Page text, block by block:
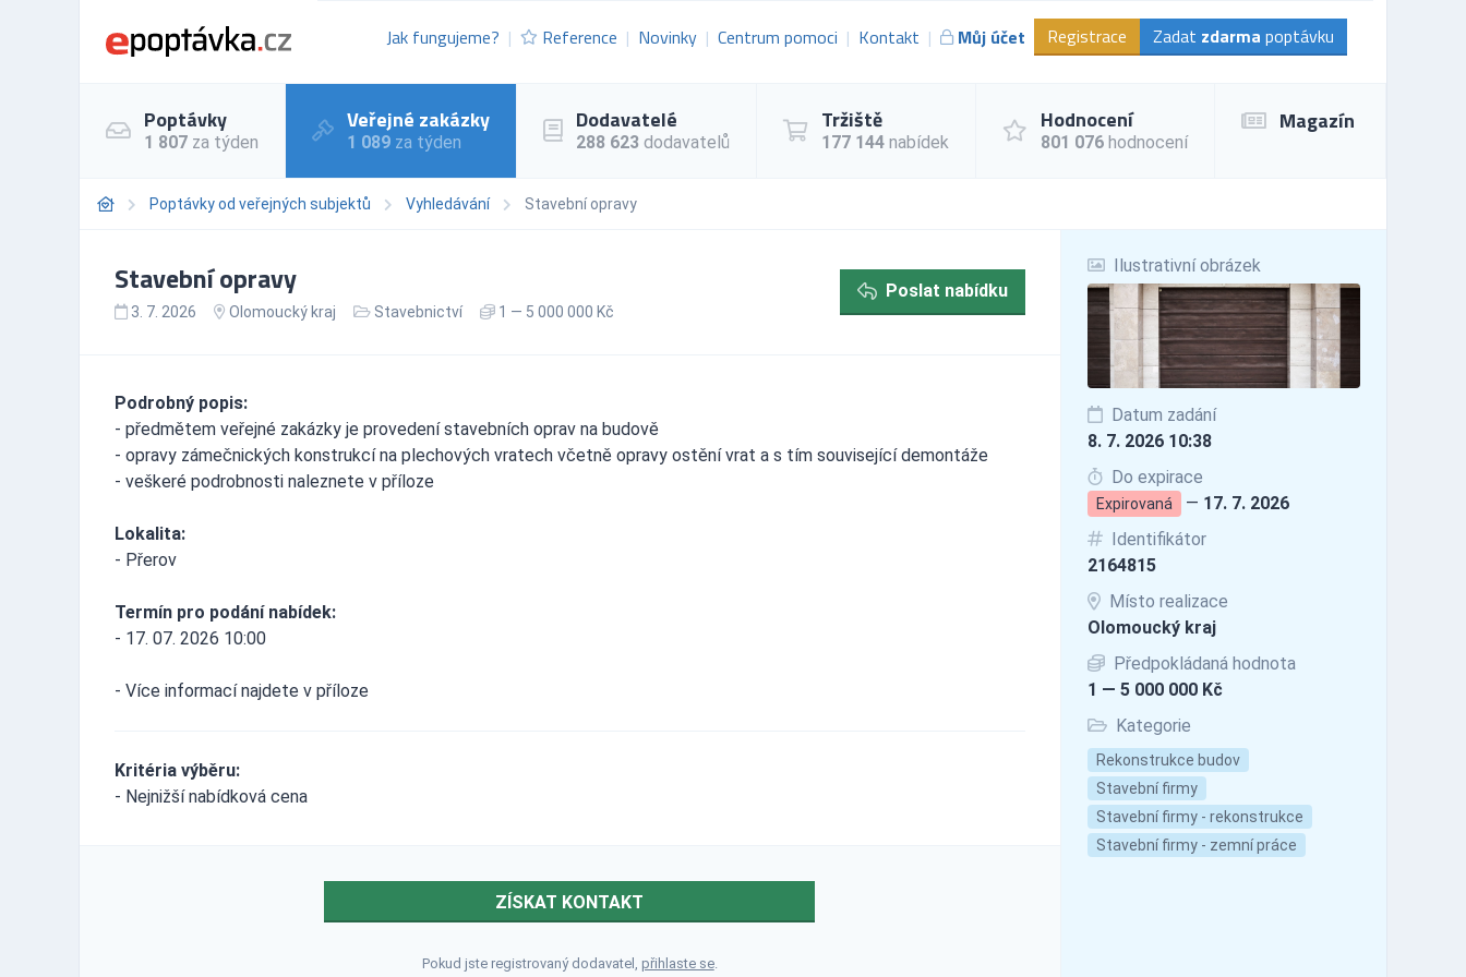
Jak fungujeme? Reference Novinky Centrum pomoci Kontakt Můj účet Registrace Zadat zdarma poptávku
Poptávky
1 807 za týden
Veřejné zakázky
1 089 za týden
Dodavatelé
288 623 dodavatelů
Tržiště
177 144 nabídek
Hodnocení
801 076 hodnocení
Magazín
Poptávky od veřejných subjektů Vyhledávání Stavební opravy
Ilustrativní obrázek
Datum zadání
8. 7. 2026 10:38
Do expirace
Expirovaná — 17. 7. 2026
Identifikátor
2164815
Místo realizace
Olomoucký kraj
Předpokládaná hodnota
1 — 5 000 000 Kč
Kategorie
Rekonstrukce budov
Stavební firmy
Stavební firmy - rekonstrukce
Stavební firmy - zemní práce
Stavební opravy
3. 7. 2026 Olomoucký kraj Stavebnictví 1 — 5 000 000 Kč
Poslat nabídku
Podrobný popis:
- předmětem veřejné zakázky je provedení stavebních oprav na budově
- opravy zámečnických konstrukcí na plechových vratech včetně opravy ostění vrat a s tím související demontáže
- veškeré podrobnosti naleznete v příloze
Lokalita:
- Přerov
Termín pro podání nabídek:
- 17. 07. 2026 10:00
- Více informací najdete v příloze
Kritéria výběru:
- Nejnižší nabídková cena
ZÍSKAT KONTAKT
Pokud jste registrovaný dodavatel, přihlaste se.